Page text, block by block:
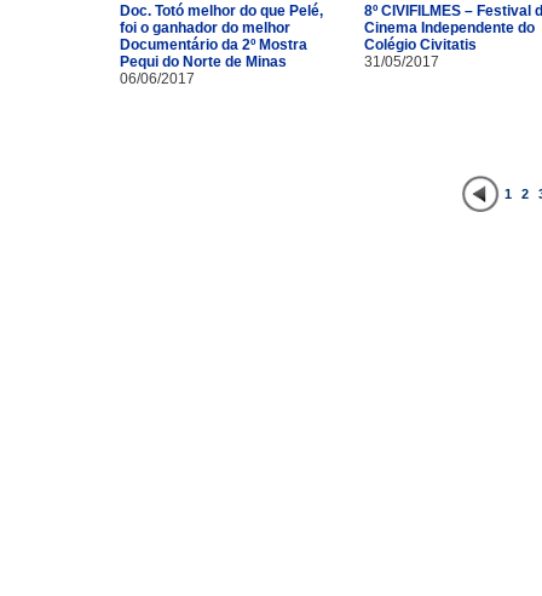
Doc. Totó melhor do que Pelé,
foi o ganhador do melhor
Documentário da 2º Mostra
Pequi do Norte de Minas
06/06/2017
8º CIVIFILMES – Festival
Cinema Independente do
Colégio Civitatis
31/05/2017
1 2